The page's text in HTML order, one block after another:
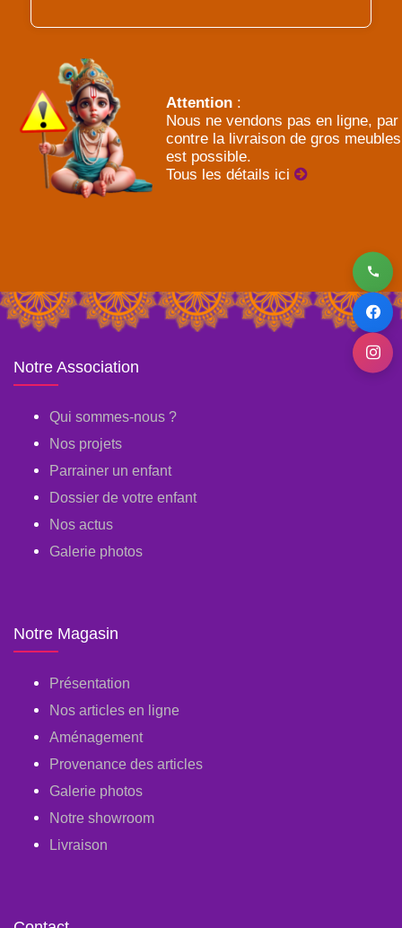
Attention :
Nous ne vendons pas en ligne, par
contre la livraison de gros meubles
est possible.
Tous les détails ici
Notre Association
Qui sommes-nous ?
Nos projets
Parrainer un enfant
Dossier de votre enfant
Nos actus
Galerie photos
Notre Magasin
Présentation
Nos articles en ligne
Aménagement
Provenance des articles
Galerie photos
Notre showroom
Livraison